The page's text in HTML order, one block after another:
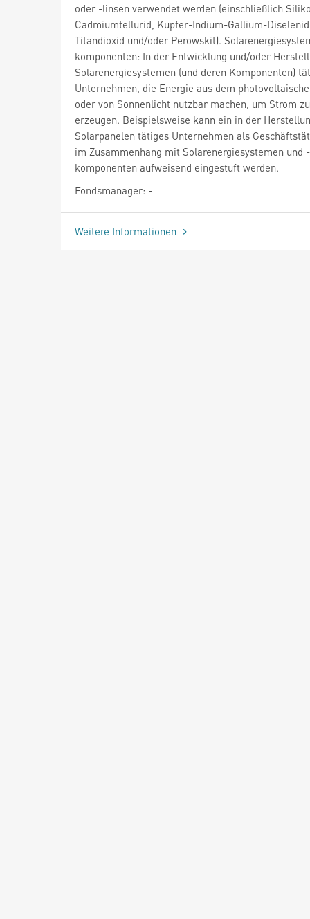
oder -linsen verwendet werden (einschließlich
Cadmiumtellurid, Kupfer-Indium-Gallium-
Titandioxid und/oder Perowskit).
komponenten: In der Entwicklung und/oder
Solarenergiesystemen (und deren Komponenten)
Unternehmen, die Energie aus dem
oder von Sonnenlicht nutzbar machen, um Strom zu
erzeugen. Beispielsweise kann ein in der
Solarpanelen tätiges Unternehmen als
im Zusammenhang mit Solarenergiesystemen und -
komponenten aufweisend eingestuft werden.
Fondsmanager: -
Weitere Informationen